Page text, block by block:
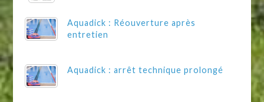
Aquadick : Réouverture après
entretien
Aquadick : arrêt technique prolongé